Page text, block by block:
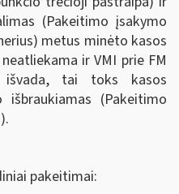
(Pakeitimo įsakymo
metus minėto kasos
ir VMI prie FM
išvada, tai toks kasos
(Pakeitimo
pakeitimai: